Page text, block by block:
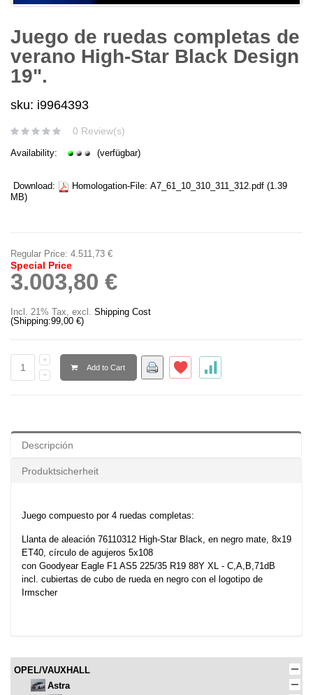
Juego de ruedas completas de
verano High-Star Black Design
19".
sku: i9964393
0 Review(s)
Availability: (verfügbar)
Download: Homologation-File: A7_61_10_310_311_312.pdf (1.39
MB)
Regular Price: 4.511,73 €
Special Price
3.003,80 €
Incl. 21% Tax, excl. Shipping Cost
(Shipping:99,00 €)
Add to Cart
Descripción
Produktsicherheit
Juego compuesto por 4 ruedas completas:
Llanta de aleación 76110312 High-Star Black, en negro mate, 8x19
ET40, círculo de agujeros 5x108
con Goodyear Eagle F1 AS5 225/35 R19 88Y XL - C,A,B,71dB
incl. cubiertas de cubo de rueda en negro con el logotipo de
Irmscher
OPEL/VAUXHALL
Astra